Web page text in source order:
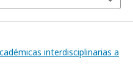
interdisciplinarias a